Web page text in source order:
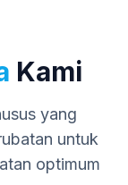
Kami
yang
untuk
optimum